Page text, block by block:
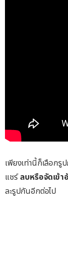
เพียงเท่านี้ก็เลือกรู
แชร์ ลบหรือจัดเข้
ละรูปกันอีกต่อไป